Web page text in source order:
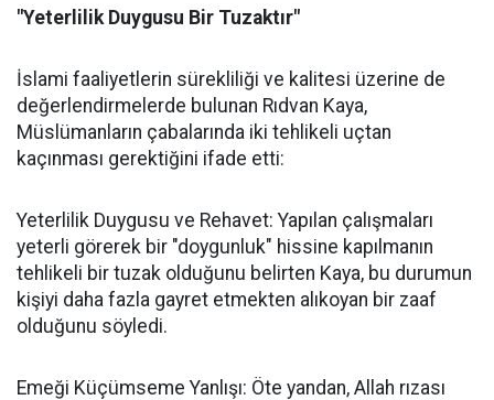
"Yeterlilik Duygusu Bir Tuzaktır"
İslami faaliyetlerin sürekliliği ve kalitesi üzerine de
değerlendirmelerde bulunan Rıdvan Kaya,
Müslümanların çabalarında iki tehlikeli uçtan
kaçınması gerektiğini ifade etti:
Yeterlilik Duygusu ve Rehavet: Yapılan çalışmaları
yeterli görerek bir "doygunluk" hissine kapılmanın
tehlikeli bir tuzak olduğunu belirten Kaya, bu durumun
kişiyi daha fazla gayret etmekten alıkoyan bir zaaf
olduğunu söyledi.
Emeği Küçümseme Yanlışı: Öte yandan, Allah rızası